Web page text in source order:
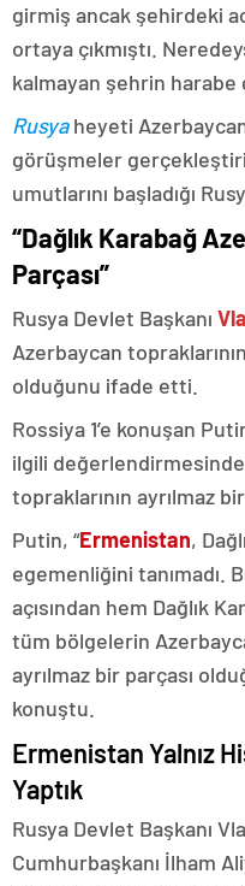
girmiş ancak şehirdeki
ortaya çıkmıştı.
kalmayan şehrin
Rusyaheyeti
görüşmeler
umutlarını başladığı
“Dağlık Karabağ
Parçası”
Rusya Devlet Başkanı
Azerbaycan
olduğunu ifade etti.
Rossiya 1’e konuşan
ilgili
topraklarının ayrılmaz
Putin, “Ermenistan,
egemenliğini tanımadı.
açısından hem Dağlık
tüm bölgelerin
ayrılmaz bir parçası
konuştu.
Ermenistan Yalnız
Yaptık
Rusya Devlet Başkanı
Cumhurbaşkanı İlham